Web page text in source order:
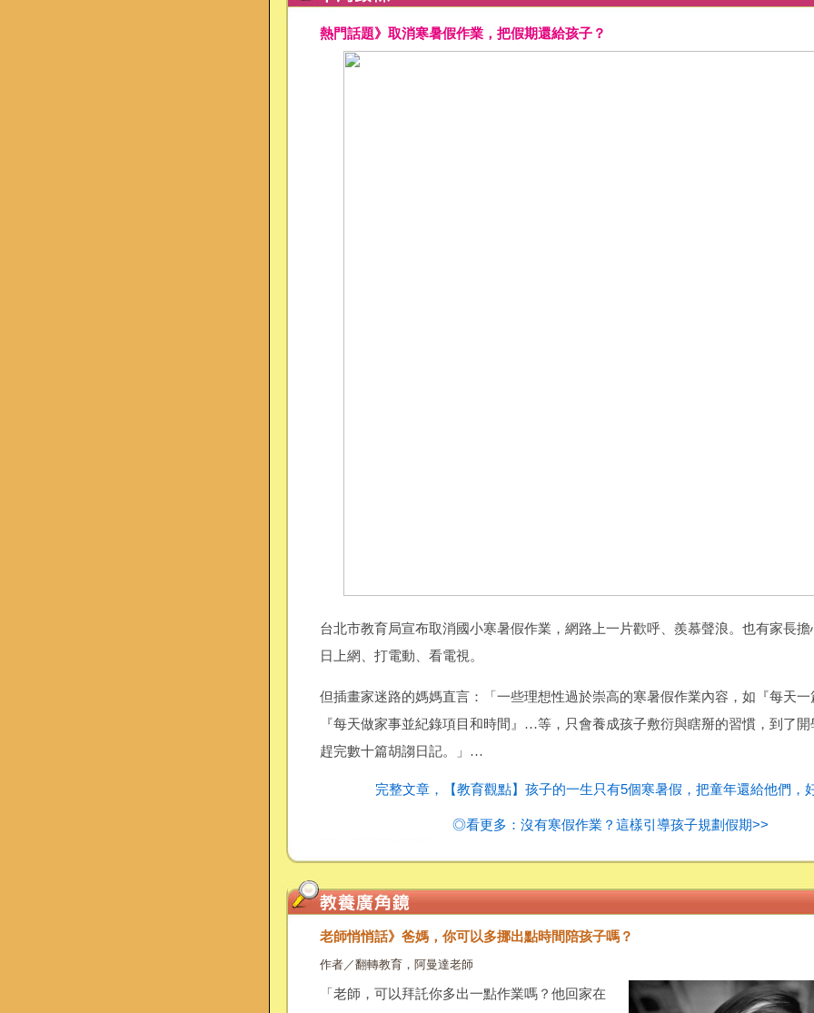
熱門話題》取消寒暑假作業，把假期還給孩子？
台北市教育局宣布取消國小寒暑假作業，網路上一片歡呼、羨慕聲浪。也有家長
日上網、打電動、看電視。
但插畫家迷路的媽媽直言：「一些理想性過於崇高的寒暑假作業內容，如『每天
『每天做家事並紀錄項目和時間』…等，只會養成孩子敷衍與瞎掰的習慣，到了
趕完數十篇胡謅日記。」…
完整文章，【教育觀點】孩子的一生只有5個寒暑假，把童年還給他們，
◎看更多：沒有寒假作業？這樣引導孩子規劃假期>>
老師悄悄話》爸媽，你可以多挪出點時間陪孩子嗎？
作者／翻轉教育，阿曼達老師
「老師，可以拜託你多出一點作業嗎？他回家在